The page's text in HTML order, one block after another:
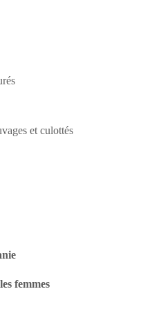
et culottés
femmes